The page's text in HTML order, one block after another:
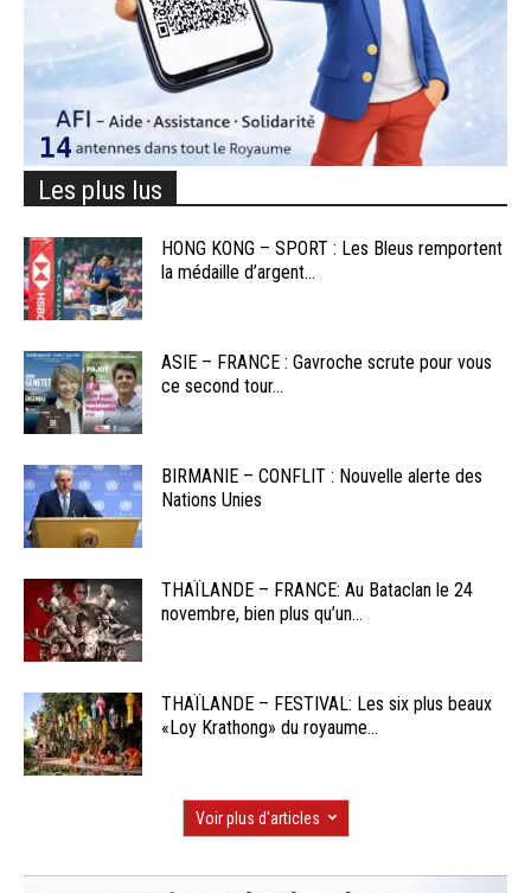
Les plus lus
HONG KONG – SPORT : Les Bleus remportent
la médaille d’argent...
ASIE – FRANCE : Gavroche scrute pour vous
ce second tour...
BIRMANIE – CONFLIT : Nouvelle alerte des
Nations Unies
THAÏLANDE – FRANCE: Au Bataclan le 24
novembre, bien plus qu’un...
THAÏLANDE – FESTIVAL: Les six plus beaux
«Loy Krathong» du royaume...
Voir plus d'articles